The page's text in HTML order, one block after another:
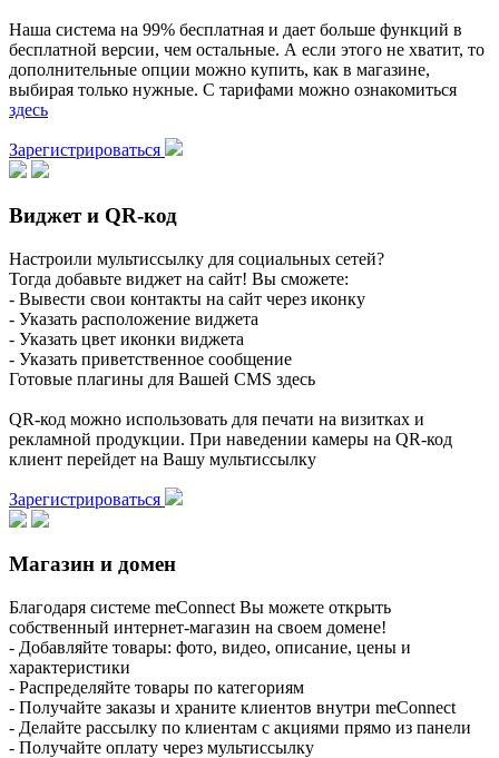
Наша система на 99% бесплатная и дает больше функций в
бесплатной версии, чем остальные. А если этого не хватит, то
дополнительные опции можно купить, как в магазине,
выбирая только нужные. С тарифами можно ознакомиться
здесь
Зарегистрироваться
Виджет и QR-код
Настроили мультиссылку для социальных сетей?
Тогда добавьте виджет на сайт! Вы сможете:
- Вывести свои контакты на сайт через иконку
- Указать расположение виджета
- Указать цвет иконки виджета
- Указать приветственное сообщение
Готовые плагины для Вашей CMS здесь
QR-код можно использовать для печати на визитках и
рекламной продукции. При наведении камеры на QR-код
клиент перейдет на Вашу мультиссылку
Зарегистрироваться
Магазин и домен
Благодаря системе meConnect Вы можете открыть
собственный интернет-магазин на своем домене!
- Добавляйте товары: фото, видео, описание, цены и
характеристики
- Распределяйте товары по категориям
- Получайте заказы и храните клиентов внутри meConnect
- Делайте рассылку по клиентам с акциями прямо из панели
- Получайте оплату через мультиссылку